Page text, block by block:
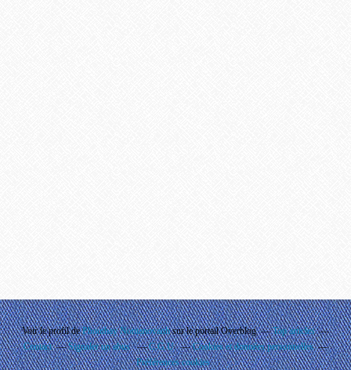
Voir le profil dePhouthay Nontanovanhsur le portail Overblog
Top articles
Contact
Signaler un abus C.G.U.
Cookies et données personnelles
Préférences cookies